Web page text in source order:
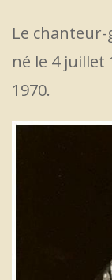
Le
né le 4 juillet
1970.